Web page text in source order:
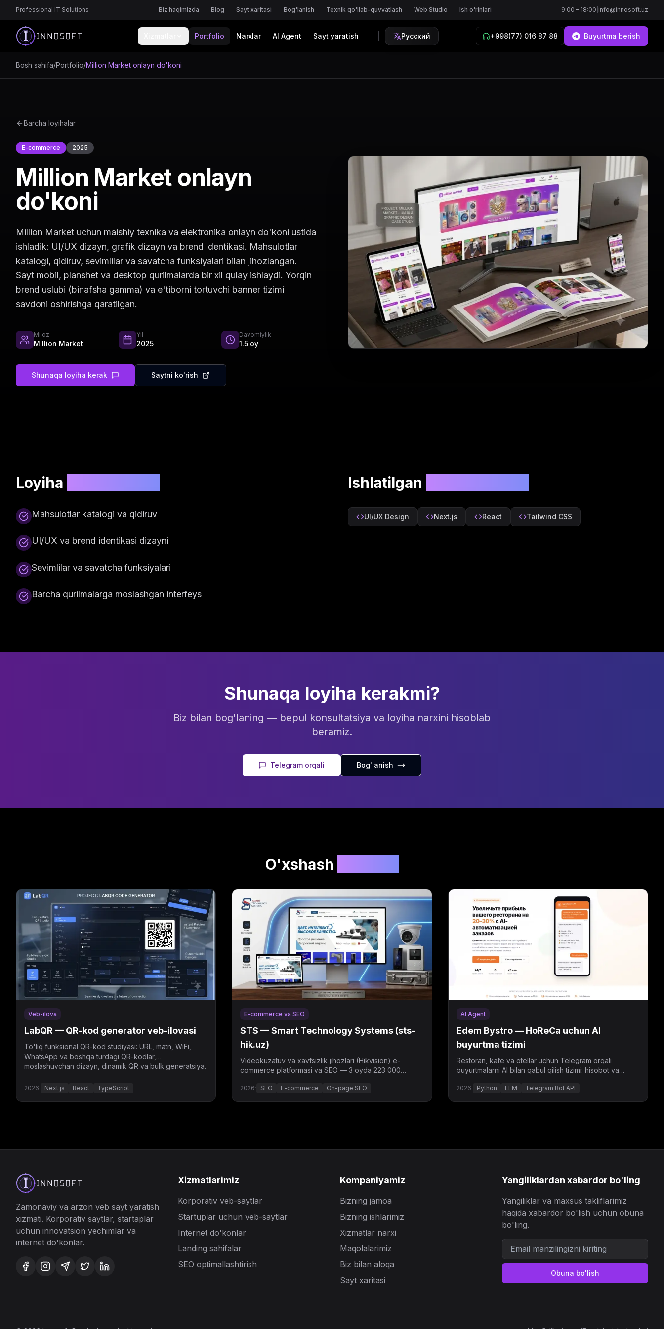
Professional IT Solutions Biz haqimizda Blog Sayt xaritasi Bog'lanish Texnik qo'llab-quvvatlash Web Studio Ish o'rinlari 9:00 – 18:00 info@innosoft.uz
Portfolio Narxlar AI Agent Sayt yaratish Русский +998(77) 016 87 88 Buyurtma berish
Bosh sahifa/Portfolio/Million Market onlayn do'koni
Barcha loyihalar
E-commerce 2025
Million Market onlayn
do'koni
Million Market uchun maishiy texnika va elektronika onlayn do'koni ustida
ishladik: UI/UX dizayn, grafik dizayn va brend identikasi. Mahsulotlar
katalogi, qidiruv, sevimlilar va savatcha funksiyalari bilan jihozlangan.
Sayt mobil, planshet va desktop qurilmalarda bir xil qulay ishlaydi. Yorqin
brend uslubi (binafsha gamma) va e'tiborni tortuvchi banner tizimi
savdoni oshirishga qaratilgan.
Mijoz
Million Market
Yil
2025
Davomiylik
1.5 oy
Shunaqa loyiha kerak Saytni ko'rish
Loyiha
Mahsulotlar katalogi va qidiruv
UI/UX va brend identikasi dizayni
Sevimlilar va savatcha funksiyalari
Barcha qurilmalarga moslashgan interfeys
Ishlatilgan
UI/UX Design Next.js React Tailwind CSS
Shunaqa loyiha kerakmi?
Biz bilan bog'laning — bepul konsultatsiya va loyiha narxini hisoblab
beramiz.
Telegram orqali Bog'lanish
O'xshash
Veb-ilova
LabQR — QR-kod generator veb-ilovasi
To'liq funksional QR-kod studiyasi: URL, matn, WiFi,
WhatsApp va boshqa turdagi QR-kodlar,
moslashuvchan dizayn, dinamik QR va bulk generatsiya.
2026· Next.js React TypeScript
E-commerce va SEO
STS — Smart Technology Systems (sts-
hik.uz)
Videokuzatuv va xavfsizlik jihozlari (Hikvision) e-
commerce platformasi va SEO — 3 oyda 223 000
2026· SEO E-commerce On-page SEO
AI Agent
Edem Bystro — HoReCa uchun AI
buyurtma tizimi
Restoran, kafe va otellar uchun Telegram orqali
buyurtmalarni AI bilan qabul qilish tizimi: hisobot va
2026· Python LLM Telegram Bot API
Zamonaviy va arzon veb sayt yaratish
xizmati. Korporativ saytlar, startaplar
uchun innovatsion yechimlar va
internet do'konlar.
Xizmatlarimiz
Korporativ veb-saytlar
Startuplar uchun veb-saytlar
Internet do'konlar
Landing sahifalar
SEO optimallashtirish
Kompaniyamiz
Bizning jamoa
Bizning ishlarimiz
Xizmatlar narxi
Maqolalarimiz
Biz bilan aloqa
Sayt xaritasi
Yangiliklardan xabardor bo'ling
Yangiliklar va maxsus takliflarimiz
haqida xabardor bo'lish uchun obuna
bo'ling.
Obuna bo'lish